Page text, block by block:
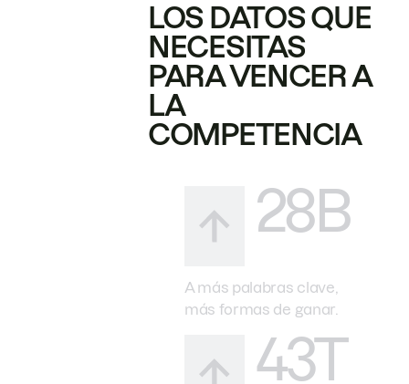
LOS DATOS QUE
NECESITAS
PARA VENCER A
LA
COMPETENCIA
28B
A más palabras clave,
más formas de ganar.
43T